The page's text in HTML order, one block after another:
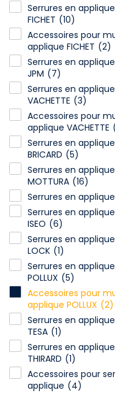
Serrures en
FICHET (10)
Accessoires pour
applique FICHET (2)
Serrures en
JPM (7)
Serrures en
VACHETTE (3)
Accessoires pour
applique VACHETTE
Serrures en
BRICARD (5)
Serrures en
MOTTURA (16)
Serrures en
Serrures en
ISEO (6)
Serrures en
LOCK (1)
Serrures en
POLLUX (5)
Accessoires pour
applique POLLUX (2)
Serrures en
TESA (1)
Serrures en
THIRARD (1)
Accessoires pour
applique (4)